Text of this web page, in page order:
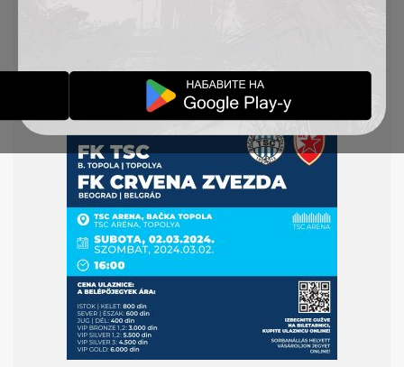
raditi, karte možete kupiti isključivo online.